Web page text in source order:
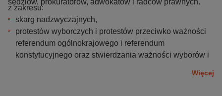
sędziów, prokuratorów, adwokatów i radców prawnych.
z zakresu:
skarg nadzwyczajnych,
protestów wyborczych i protestów przeciwko ważności
referendum ogólnokrajowego i referendum
konstytucyjnego oraz stwierdzania ważności wyborów i
Więcej